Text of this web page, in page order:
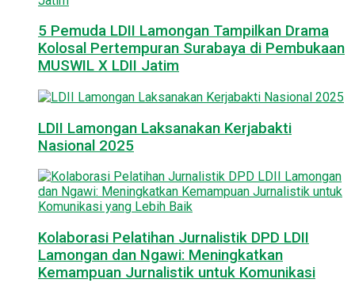
5 Pemuda LDII Lamongan Tampilkan Drama
Kolosal Pertempuran Surabaya di Pembukaan
MUSWIL X LDII Jatim
LDII Lamongan Laksanakan Kerjabakti
Nasional 2025
Kolaborasi Pelatihan Jurnalistik DPD LDII
Lamongan dan Ngawi: Meningkatkan
Kemampuan Jurnalistik untuk Komunikasi